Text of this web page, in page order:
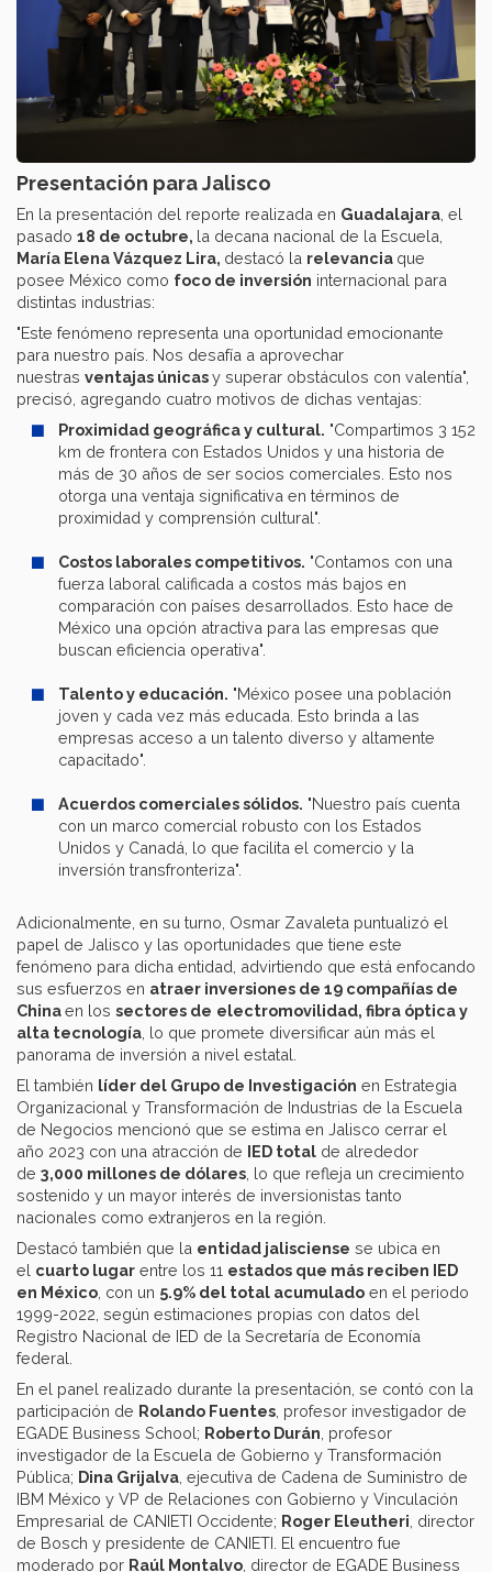
Presentación para Jalisco
En la presentación del reporte realizada en Guadalajara , el
pasado 18 de octubre, la decana nacional de la Escuela,
María Elena Vázquez Lira, destacó la relevancia que
posee México como foco de inversión internacional para
distintas industrias:
"Este fenómeno representa una oportunidad emocionante
para nuestro país. Nos desafía a aprovechar
nuestras ventajas únicasy superar obstáculos con valentía",
precisó, agregando cuatro motivos de dichas ventajas:
Proximidad geográfica y cultural. "Compartimos 3 152
km de frontera con Estados Unidos y una historia de
más de 30 años de ser socios comerciales. Esto nos
otorga una ventaja significativa en términos de
proximidad y comprensión cultural".
Costos laborales competitivos. "Contamos con una
fuerza laboral calificada a costos más bajos en
comparación con países desarrollados. Esto hace de
México una opción atractiva para las empresas que
buscan eficiencia operativa".
Talento y educación. "México posee una población
joven y cada vez más educada. Esto brinda a las
empresas acceso a un talento diverso y altamente
capacitado".
Acuerdos comerciales sólidos. "Nuestro país cuenta
con un marco comercial robusto con los Estados
Unidos y Canadá, lo que facilita el comercio y la
inversión transfronteriza".
Adicionalmente, en su turno, Osmar Zavaleta puntualizó el
papel de Jalisco y las oportunidades que tiene este
fenómeno para dicha entidad, advirtiendo que está enfocando
sus esfuerzos en atraer inversiones de 19 compañías de
Chinaen los sectores de electromovilidad, fibra óptica y
alta tecnología , lo que promete diversificar aún más el
panorama de inversión a nivel estatal.
El también líder del Grupo de Investigación en Estrategia
Organizacional y Transformación de Industrias de la Escuela
de Negocios mencionó que se estima en Jalisco cerrar el
año 2023 con una atracción de IED total de alrededor
de 3,000 millones de dólares , lo que refleja un crecimiento
sostenido y un mayor interés de inversionistas tanto
nacionales como extranjeros en la región.
Destacó también que la entidad jalisciense se ubica en
el cuarto lugar entre los 11 estados que más reciben IED
en México , con un 5.9% del total acumulado en el periodo
1999-2022, según estimaciones propias con datos del
Registro Nacional de IED de la Secretaría de Economía
federal.
En el panel realizado durante la presentación, se contó con la
participación de Rolando Fuentes , profesor investigador de
EGADE Business School; Roberto Durán , profesor
investigador de la Escuela de Gobierno y Transformación
Pública; Dina Grijalva , ejecutiva de Cadena de Suministro de
IBM México y VP de Relaciones con Gobierno y Vinculación
Empresarial de CANIETI Occidente; Roger Eleutheri , director
de Bosch y presidente de CANIETI. El encuentro fue
moderado por Raúl Montalvo , director de EGADE Business